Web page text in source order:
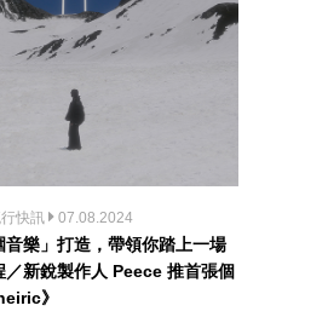
快訊 07.08.2024
音樂」打造，帶領你踏上一場
／新銳製作人 Peece 推首張個
》